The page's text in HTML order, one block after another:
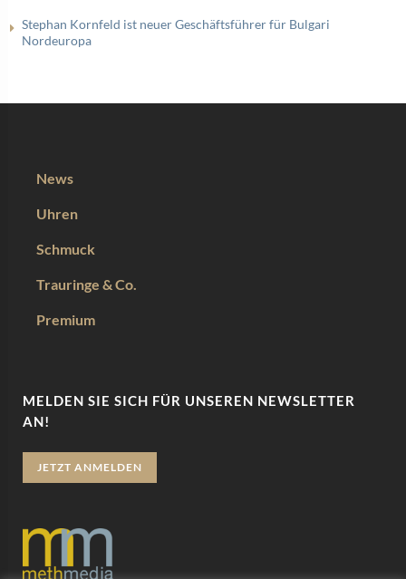
Stephan Kornfeld ist neuer Geschäftsführer für Bulgari
Nordeuropa
News
Uhren
Schmuck
Trauringe & Co.
Premium
MELDEN SIE SICH FÜR UNSEREN NEWSLETTER
AN!
JETZT ANMELDEN